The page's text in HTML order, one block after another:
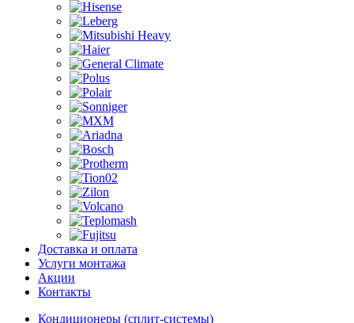
Доставка и оплата
Услуги монтажа
Акции
Контакты
Кондиционеры (сплит-системы)